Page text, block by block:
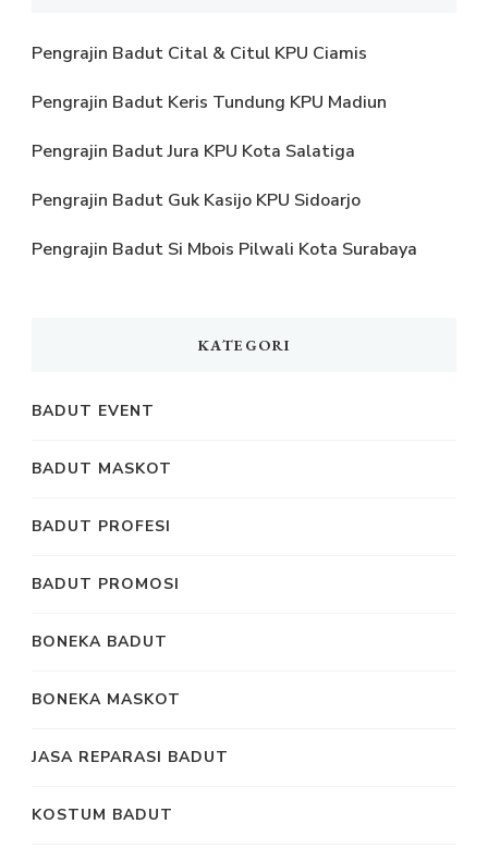
Pengrajin Badut Cital & Citul KPU Ciamis
Pengrajin Badut Keris Tundung KPU Madiun
Pengrajin Badut Jura KPU Kota Salatiga
Pengrajin Badut Guk Kasijo KPU Sidoarjo
Pengrajin Badut Si Mbois Pilwali Kota Surabaya
KATEGORI
BADUT EVENT
BADUT MASKOT
BADUT PROFESI
BADUT PROMOSI
BONEKA BADUT
BONEKA MASKOT
JASA REPARASI BADUT
KOSTUM BADUT